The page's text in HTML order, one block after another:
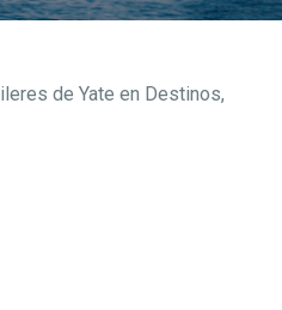
de Yate en Destinos,